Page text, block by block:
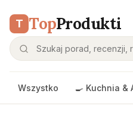
T TopProdukti
Wszystko 🍳 Kuchnia &